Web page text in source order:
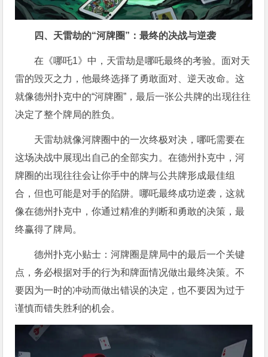
四、天雷劫的“河牌圈”：最终的决战与逆袭
在《哪吒1》中，天雷劫是哪吒最终的考验。面对天
雷的毁灭之力，他最终选择了勇敢面对、逆天改命。这
就像德州扑克中的“河牌圈”，最后一张公共牌的出现往往
决定了整个牌局的胜负。
天雷劫就像河牌圈中的一次终极对决，哪吒需要在
这场决战中展现出自己的全部实力。在德州扑克中，河
牌圈的出现往往会让你手中的牌与公共牌形成最佳组
合，但也可能是对手的陷阱。哪吒最终成功逆袭，这就
像在德州扑克中，你通过精准的判断和勇敢的决策，最
终赢得了牌局。
德州扑克小贴士：河牌圈是牌局中的最后一个关键
点，务必根据对手的行为和牌面情况做出最终决策。不
要因为一时的冲动而做出错误的决定，也不要因为过于
谨慎而错失胜利的机会。